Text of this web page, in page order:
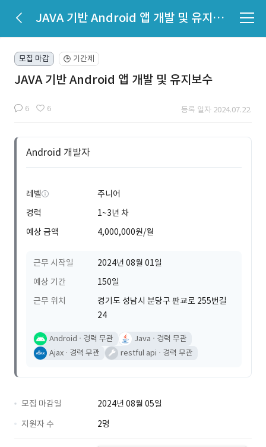
JAVA 기반 Android 앱 개발 및 유지보수
모집 마감 🕒 기간제
JAVA 기반 Android 앱 개발 및 유지보수
6 6 등록 일자 2024.07.22.
Android 개발자
레벨
주니어
경력
1~3년 차
예상 금액
4,000,000원/월
근무 시작일
2024년 08월 01일
예상 기간
150일
근무 위치
경기도 성남시 분당구 판교로 255번길
24
Android 경력 무관 Java
경력 무관
Ajax
경력 무관 restful api 경력 무관
모집 마감일
2024년 08월 05일
지원자 수
2명